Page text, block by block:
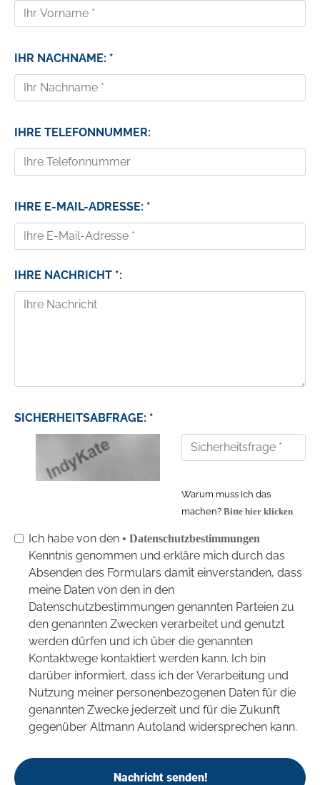
IHR NACHNAME: *
IHRE TELEFONNUMMER:
IHRE E-MAIL-ADRESSE: *
IHRE NACHRICHT *:
SICHERHEITSABFRAGE: *
Warum muss ich das
machen? Bitte hier klicken
Ich habe von den • Datenschutzbestimmungen
Kenntnis genommen und erkläre mich durch das
Absenden des Formulars damit einverstanden, dass
meine Daten von den in den
Datenschutzbestimmungen genannten Parteien zu
den genannten Zwecken verarbeitet und genutzt
werden dürfen und ich über die genannten
Kontaktwege kontaktiert werden kann. Ich bin
darüber informiert, dass ich der Verarbeitung und
Nutzung meiner personenbezogenen Daten für die
genannten Zwecke jederzeit und für die Zukunft
gegenüber Altmann Autoland widersprechen kann.
Nachricht senden!